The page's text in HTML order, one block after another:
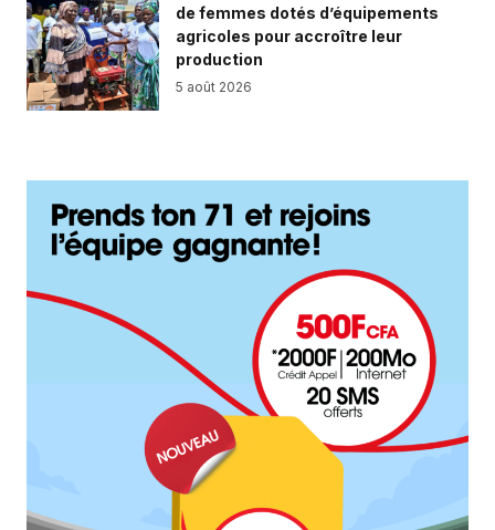
de femmes dotés d’équipements
agricoles pour accroître leur
production
5 août 2026